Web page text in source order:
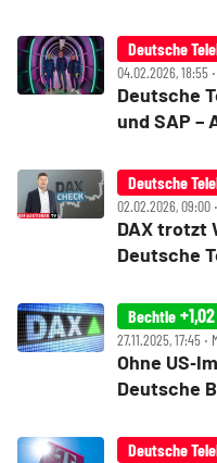
Deutsche
04.02.2026, 18:55
Deutsche
und SAP –
Deutsche
02.02.2026, 09:00
DAX trotzt
Deutsche
Check
Bechtle +1,02
27.11.2025, 17:45
Ohne
Deutsche
Deutsche